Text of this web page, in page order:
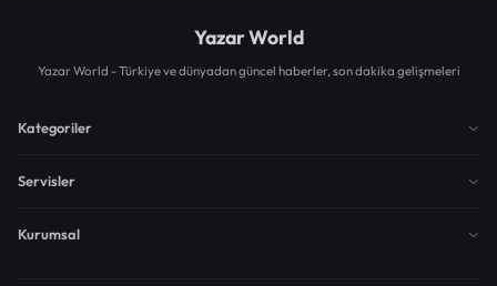
Yazar World
Yazar World - Türkiye ve dünyadan güncel haberler, son dakika gelişmeleri
Kategoriler
Servisler
Kurumsal